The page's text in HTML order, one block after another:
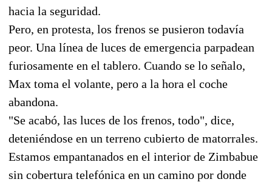
hacia la seguridad.
Pero, en protesta, los frenos se pusieron todavía
peor. Una línea de luces de emergencia parpadean
furiosamente en el tablero. Cuando se lo señalo,
Max toma el volante, pero a la hora el coche
abandona.
"Se acabó, las luces de los frenos, todo", dice,
deteniéndose en un terreno cubierto de matorrales.
Estamos empantanados en el interior de Zimbabue
sin cobertura telefónica en un camino por donde